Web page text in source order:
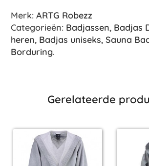
Merk:ARTG Robezz
Categorieën: Badjassen, Badjas
heren, Badjas uniseks,Sauna
Borduring.
Gerelateerde